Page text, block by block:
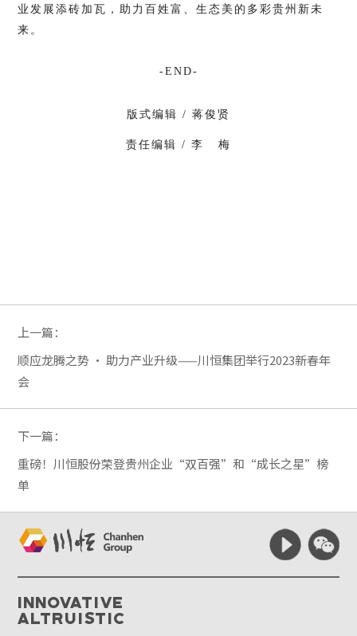
业发展添砖加瓦，助力百姓富、生态美的多彩贵州新未
来。
-END-
版式编辑 / 蒋俊贤
责任编辑 / 李 梅
上一篇：
顺应龙腾之势 · 助力产业升级——川恒集团举行2023新春年
会
下一篇：
重磅！川恒股份荣登贵州企业“双百强”和“成长之星”榜
单
Innovative
Altruistic